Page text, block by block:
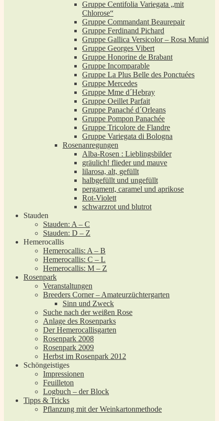
Gruppe Centifolia Variegata „mit
Chlorose“
Gruppe Commandant Beaurepair
Gruppe Ferdinand Pichard
Gruppe Gallica Versicolor – Rosa Munid
Gruppe Georges Vibert
Gruppe Honorine de Brabant
Gruppe Incomparable
Gruppe La Plus Belle des Ponctuées
Gruppe Mercedes
Gruppe Mme d´Hebray
Gruppe Oeillet Parfait
Gruppe Panaché d´Orleans
Gruppe Pompon Panachée
Gruppe Tricolore de Flandre
Gruppe Variegata di Bologna
Rosenanregungen
Alba-Rosen : Lieblingsbilder
gräulich! flieder und mauve
lilarosa, alt, gefüllt
halbgefüllt und ungefüllt
pergament, caramel und aprikose
Rot-Violett
schwarzrot und blutrot
Stauden
Stauden: A – C
Stauden: D – Z
Hemerocallis
Hemerocallis: A – B
Hemerocallis: C – L
Hemerocallis: M – Z
Rosenpark
Veranstaltungen
Breeders Corner – Amateurzüchtergarten
Sinn und Zweck
Suche nach der weißen Rose
Anlage des Rosenparks
Der Hemerocallisgarten
Rosenpark 2008
Rosenpark 2009
Herbst im Rosenpark 2012
Schöngeistiges
Impressionen
Feuilleton
Logbuch – der Block
Tipps & Tricks
Pflanzung mit der Weinkartonmethode